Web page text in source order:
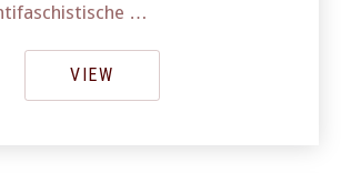
…
VIEW